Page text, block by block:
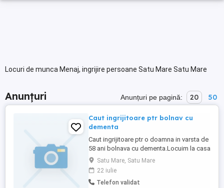
Locuri de munca Menaj, ingrijire persoane Satu Mare Satu Mare
Anunțuri Anunțuri pe pagină: 20 50
Caut ingrijitoare ptr bolnav cu
dementa
Caut ingrijitoare ptr o doamna in varsta de
58 ani bolnava cu dementa.Locuim la casa
in loc Paulesti,persoanele interesate ma
pot contacta la nr de tel .
Satu Mare, Satu Mare
22 iulie
Telefon validat